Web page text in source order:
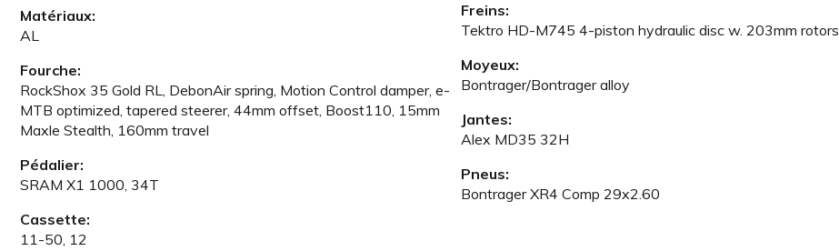
Matériaux:
AL
Fourche:
RockShox 35 Gold RL, DebonAir spring, Motion Control damper, e-
MTB optimized, tapered steerer, 44mm offset, Boost110, 15mm
Maxle Stealth, 160mm travel
Pédalier:
SRAM X1 1000, 34T
Cassette:
11-50, 12
Freins:
Tektro HD-M745 4-piston hydraulic disc w. 203mm rotors
Moyeux:
Bontrager/Bontrager alloy
Jantes:
Alex MD35 32H
Pneus:
Bontrager XR4 Comp 29x2.60